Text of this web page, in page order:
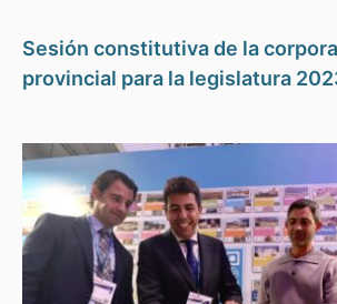
Sesión constitutiva de la
provincial para la legislatura